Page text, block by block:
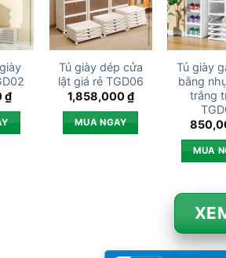
₫
Tủ giày dép cửa
lật giá rẻ TGD06
1,858,000₫
MUA NGAY
Tủ giày
bằng
trắng
MUA